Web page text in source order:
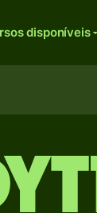
disponíveis